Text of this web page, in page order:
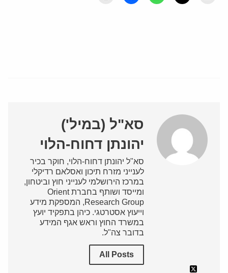
סא"ל (במיל')
יהונתן דחוח-הלוי
סא"ל יהונתן דחוח-הלוי, חוקר בכיר
לענייני מזרח תיכון ואסלאם רדיקלי
במרכז הירושלמי לענייני חוץ וביטחון,
ומייסד ושותף בחברת Orient
Research Group, המספקת מידע
וייעוץ אסטרטגי. כיהן בתפקיד יועץ
במשרד החוץ וראש אגף המידע
בדובר צה"ל.
All Posts